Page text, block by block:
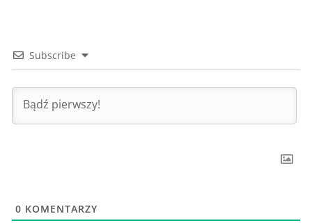
Subscribe
0 KOMENTARZY